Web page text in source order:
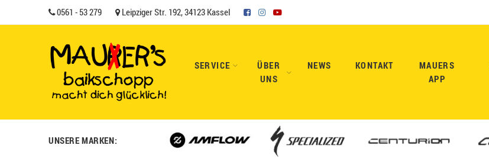
0561 - 53 279 Leipziger Str. 192, 34123 Kassel
SERVICE
ÜBER
UNS
NEWS KONTAKT
MAUERS
APP
UNSERE MARKEN: